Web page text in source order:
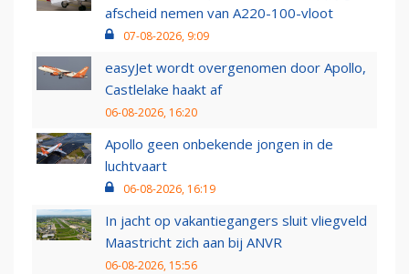
afscheid nemen van A220-100-vloot
07-08-2026, 9:09
easyJet wordt overgenomen door Apollo,
Castlelake haakt af
06-08-2026, 16:20
Apollo geen onbekende jongen in de
luchtvaart
06-08-2026, 16:19
In jacht op vakantiegangers sluit vliegveld
Maastricht zich aan bij ANVR
06-08-2026, 15:56